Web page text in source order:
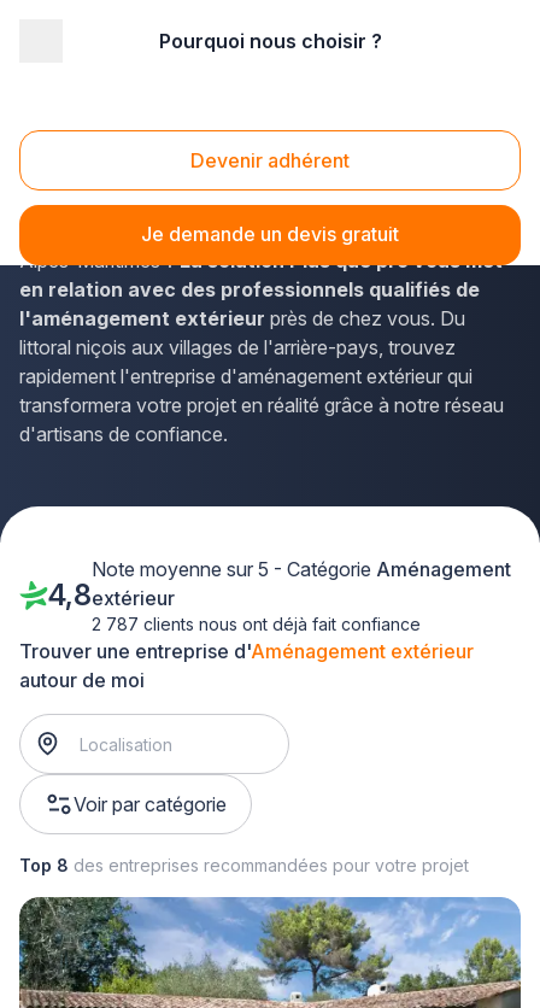
Pourquoi nous choisir ?
Devenir adhérent
Je demande un devis gratuit
Aménagement extérieur Alpes-Maritimes (06)
Vous souhaitez créer un jardin paysager, installer une
terrasse ou aménager vos espaces extérieurs dans les
Alpes-Maritimes ?La solution Plus que pro vous met
en relation avec des professionnels qualifiés de
l'aménagement extérieur près de chez vous. Du
littoral niçois aux villages de l'arrière-pays, trouvez
rapidement l'entreprise d'aménagement extérieur qui
transformera votre projet en réalité grâce à notre réseau
d'artisans de confiance.
Trouver une entreprise d'Aménagement extérieur
autour de moi
Voir par catégorie
4,8
Note moyenne sur 5 - Catégorie Aménagement
extérieur
2 787 clients nous ont déjà fait confiance
Top 8 des entreprises recommandées pour votre projet